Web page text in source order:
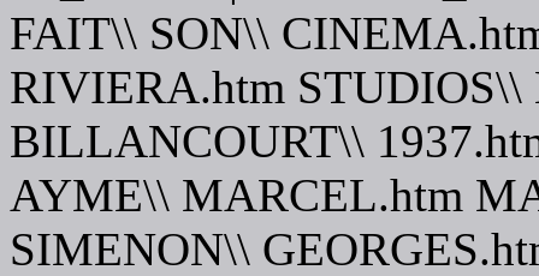
FAIT\\ SON\\
RIVIERA.htm STUDIOS\\
BILLANCOURT\\
AYME\\ MARCEL.htm
SIMENON\\